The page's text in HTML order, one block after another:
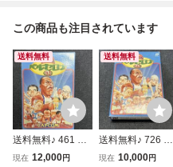
この商品も注目されています
送料無料
送料無料♪ 461 激
レア♪ 美品♪ 完品♪
現在 12,000円
送料無料
送料無料♪ 726 激
レア♪ ハガキ付き♪
現在 10,000円